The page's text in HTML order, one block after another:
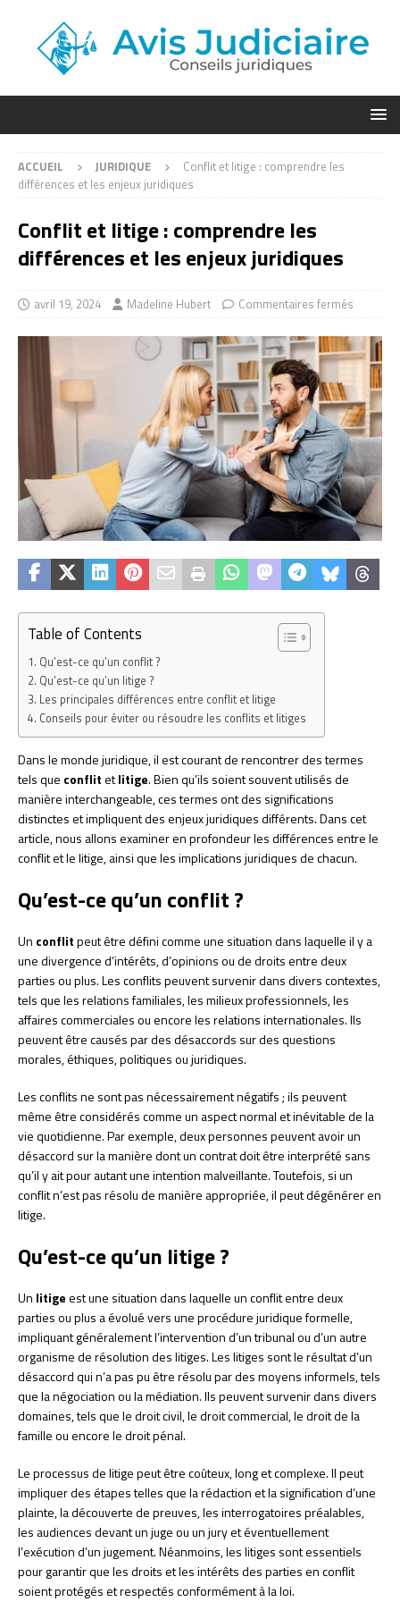
ACCUEIL JURIDIQUE
Conflit et litige : comprendre les
différences et les enjeux juridiques
Conflit et litige : comprendre les
différences et les enjeux juridiques
avril 19, 2024 Madeline Hubert Commentaires fermés
Table of Contents
Qu’est-ce qu’un conflit ?
Qu’est-ce qu’un litige ?
Les principales différences entre conflit et litige
Conseils pour éviter ou résoudre les conflits et litiges
Dans le monde juridique, il est courant de rencontrer des termes
tels que conflitetlitige. Bien qu’ils soient souvent utilisés de
manière interchangeable, ces termes ont des significations
distinctes et impliquent des enjeux juridiques différents. Dans cet
article, nous allons examiner en profondeur les différences entre le
conflit et le litige, ainsi que les implications juridiques de chacun.
Qu’est-ce qu’un conflit ?
Un conflitpeut être défini comme une situation dans laquelle il y a
une divergence d’intérêts, d’opinions ou de droits entre deux
parties ou plus. Les conflits peuvent survenir dans divers contextes,
tels que les relations familiales, les milieux professionnels, les
affaires commerciales ou encore les relations internationales. Ils
peuvent être causés par des désaccords sur des questions
morales, éthiques, politiques ou juridiques.
Les conflits ne sont pas nécessairement négatifs ; ils peuvent
même être considérés comme un aspect normal et inévitable de la
vie quotidienne. Par exemple, deux personnes peuvent avoir un
désaccord sur la manière dont un contrat doit être interprété sans
qu’il y ait pour autant une intention malveillante. Toutefois, si un
conflit n’est pas résolu de manière appropriée, il peut dégénérer en
litige.
Qu’est-ce qu’un litige ?
Un litigeest une situation dans laquelle un conflit entre deux
parties ou plus a évolué vers une procédure juridique formelle,
impliquant généralement l’intervention d’un tribunal ou d’un autre
organisme de résolution des litiges. Les litiges sont le résultat d’un
désaccord qui n’a pas pu être résolu par des moyens informels, tels
que la négociation ou la médiation. Ils peuvent survenir dans divers
domaines, tels que le droit civil, le droit commercial, le droit de la
famille ou encore le droit pénal.
Le processus de litige peut être coûteux, long et complexe. Il peut
impliquer des étapes telles que la rédaction et la signification d’une
plainte, la découverte de preuves, les interrogatoires préalables,
les audiences devant un juge ou un jury et éventuellement
l’exécution d’un jugement. Néanmoins, les litiges sont essentiels
pour garantir que les droits et les intérêts des parties en conflit
soient protégés et respectés conformément à la loi.